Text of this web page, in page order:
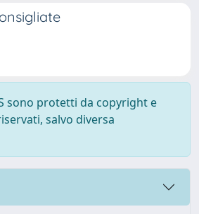
sono protetti da copyright e
salvo diversa